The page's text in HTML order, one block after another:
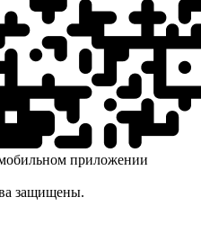
приложении
защищены.